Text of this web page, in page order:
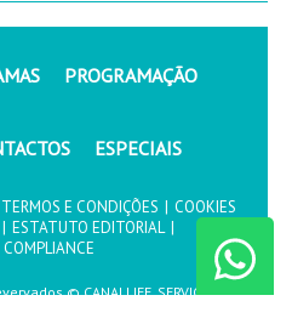
PROGRAMAÇÃO
ESPECIAIS
TERMOS E CONDIÇÕES | COOKIES
| ESTATUTO EDITORIAL |
© CANALLIFE, SERVIÇOS DE